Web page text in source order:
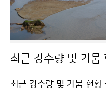
최근 강수량 및 가뭄
최근 강수량 및 가뭄 현